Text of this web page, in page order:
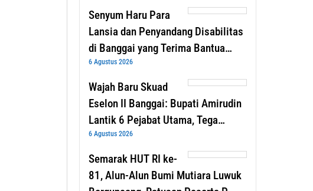
Senyum Haru Para
Lansia dan Penyandang Disabilitas
di Banggai yang Terima Bantua…
6 Agustus 2026
Wajah Baru Skuad
Eselon II Banggai: Bupati Amirudin
Lantik 6 Pejabat Utama, Tega…
6 Agustus 2026
Semarak HUT RI ke-
81, Alun-Alun Bumi Mutiara Luwuk